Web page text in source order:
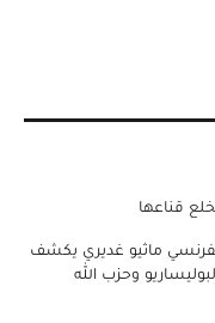
قناعها
ماثيو غديري يكشف
وحزب الله